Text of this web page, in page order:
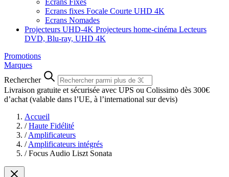
Ecrans Fixes
Ecrans fixes Focale Courte UHD 4K
Ecrans Nomades
Projecteurs UHD-4K Projecteurs home-cinéma Lecteurs
DVD, Blu-ray, UHD 4K
Promotions
Marques
Rechercher
Livraison gratuite et sécurisée avec UPS ou Colissimo dès 300€
d’achat (valable dans l’UE, à l’international sur devis)
Accueil
/ Haute Fidélité
/ Amplificateurs
/ Amplificateurs intégrés
/ Focus Audio Liszt Sonata